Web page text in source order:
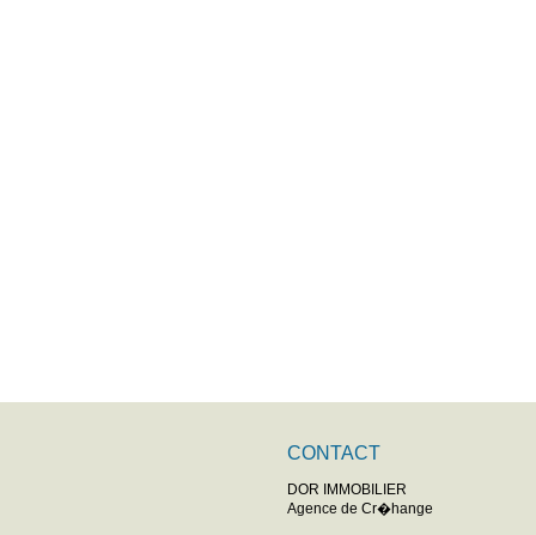
CONTACT
DOR IMMOBILIER
Agence de Cr�hange